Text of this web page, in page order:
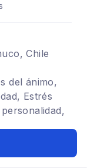
Chile
del ánimo,
Estrés